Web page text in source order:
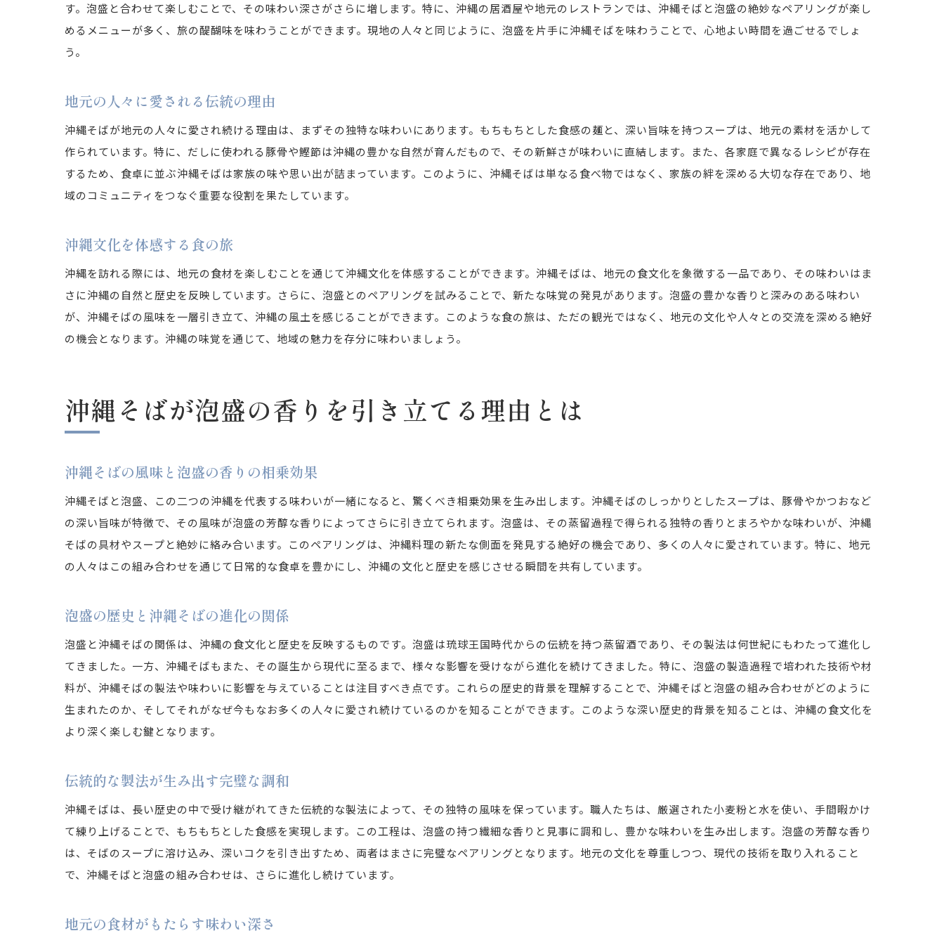
風味豊かな沖縄そばと泡盛の相乗効果を体験しよう
沖縄そばのスープと泡盛の味わいの関係
食材と酒が織りなす風味の旅
沖縄の味覚を深く知るための体験
沖縄の食文化が育む地域の絆
長年愛され続ける理由とは
新しい味わいを生み出す挑戦
新たな味覚を求める旅
泡盛で楽しむ沖縄そばの至福のひとときを
泡盛がもたらす食卓の幸せ
す。泡盛と合わせて楽しむことで、その味わい深さがさらに増します。特に、沖縄の居酒屋や地元のレストランでは、沖縄そばと泡盛の絶妙なペアリングが楽し
めるメニューが多く、旅の醍醐味を味わうことができます。現地の人々と同じように、泡盛を片手に沖縄そばを味わうことで、心地よい時間を過ごせるでしょ
う。
地元の人々に愛される伝統の理由
沖縄そばが地元の人々に愛され続ける理由は、まずその独特な味わいにあります。もちもちとした食感の麺と、深い旨味を持つスープは、地元の素材を活かして
作られています。特に、だしに使われる豚骨や鰹節は沖縄の豊かな自然が育んだもので、その新鮮さが味わいに直結します。また、各家庭で異なるレシピが存在
するため、食卓に並ぶ沖縄そばは家族の味や思い出が詰まっています。このように、沖縄そばは単なる食べ物ではなく、家族の絆を深める大切な存在であり、地
域のコミュニティをつなぐ重要な役割を果たしています。
沖縄文化を体感する食の旅
沖縄を訪れる際には、地元の食材を楽しむことを通じて沖縄文化を体感することができます。沖縄そばは、地元の食文化を象徴する一品であり、その味わいはま
さに沖縄の自然と歴史を反映しています。さらに、泡盛とのペアリングを試みることで、新たな味覚の発見があります。泡盛の豊かな香りと深みのある味わい
が、沖縄そばの風味を一層引き立て、沖縄の風土を感じることができます。このような食の旅は、ただの観光ではなく、地元の文化や人々との交流を深める絶好
の機会となります。沖縄の味覚を通じて、地域の魅力を存分に味わいましょう。
沖縄そばが泡盛の香りを引き立てる理由とは
沖縄そばの風味と泡盛の香りの相乗効果
沖縄そばと泡盛、この二つの沖縄を代表する味わいが一緒になると、驚くべき相乗効果を生み出します。沖縄そばのしっかりとしたスープは、豚骨やかつおなど
の深い旨味が特徴で、その風味が泡盛の芳醇な香りによってさらに引き立てられます。泡盛は、その蒸留過程で得られる独特の香りとまろやかな味わいが、沖縄
そばの具材やスープと絶妙に絡み合います。このペアリングは、沖縄料理の新たな側面を発見する絶好の機会であり、多くの人々に愛されています。特に、地元
の人々はこの組み合わせを通じて日常的な食卓を豊かにし、沖縄の文化と歴史を感じさせる瞬間を共有しています。
泡盛の歴史と沖縄そばの進化の関係
泡盛と沖縄そばの関係は、沖縄の食文化と歴史を反映するものです。泡盛は琉球王国時代からの伝統を持つ蒸留酒であり、その製法は何世紀にもわたって進化し
てきました。一方、沖縄そばもまた、その誕生から現代に至るまで、様々な影響を受けながら進化を続けてきました。特に、泡盛の製造過程で培われた技術や材
料が、沖縄そばの製法や味わいに影響を与えていることは注目すべき点です。これらの歴史的背景を理解することで、沖縄そばと泡盛の組み合わせがどのように
生まれたのか、そしてそれがなぜ今もなお多くの人々に愛され続けているのかを知ることができます。このような深い歴史的背景を知ることは、沖縄の食文化を
より深く楽しむ鍵となります。
伝統的な製法が生み出す完璧な調和
沖縄そばは、長い歴史の中で受け継がれてきた伝統的な製法によって、その独特の風味を保っています。職人たちは、厳選された小麦粉と水を使い、手間暇かけ
て練り上げることで、もちもちとした食感を実現します。この工程は、泡盛の持つ繊細な香りと見事に調和し、豊かな味わいを生み出します。泡盛の芳醇な香り
は、そばのスープに溶け込み、深いコクを引き出すため、両者はまさに完璧なペアリングとなります。地元の文化を尊重しつつ、現代の技術を取り入れること
で、沖縄そばと泡盛の組み合わせは、さらに進化し続けています。
地元の食材がもたらす味わい深さ